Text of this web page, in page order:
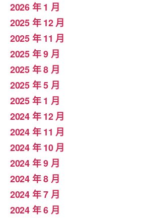
2026 年 1 月
2025 年 12 月
2025 年 11 月
2025 年 9 月
2025 年 8 月
2025 年 5 月
2025 年 1 月
2024 年 12 月
2024 年 11 月
2024 年 10 月
2024 年 9 月
2024 年 8 月
2024 年 7 月
2024 年 6 月